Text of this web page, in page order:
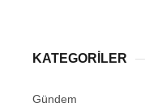
KATEGORİLER
Gündem